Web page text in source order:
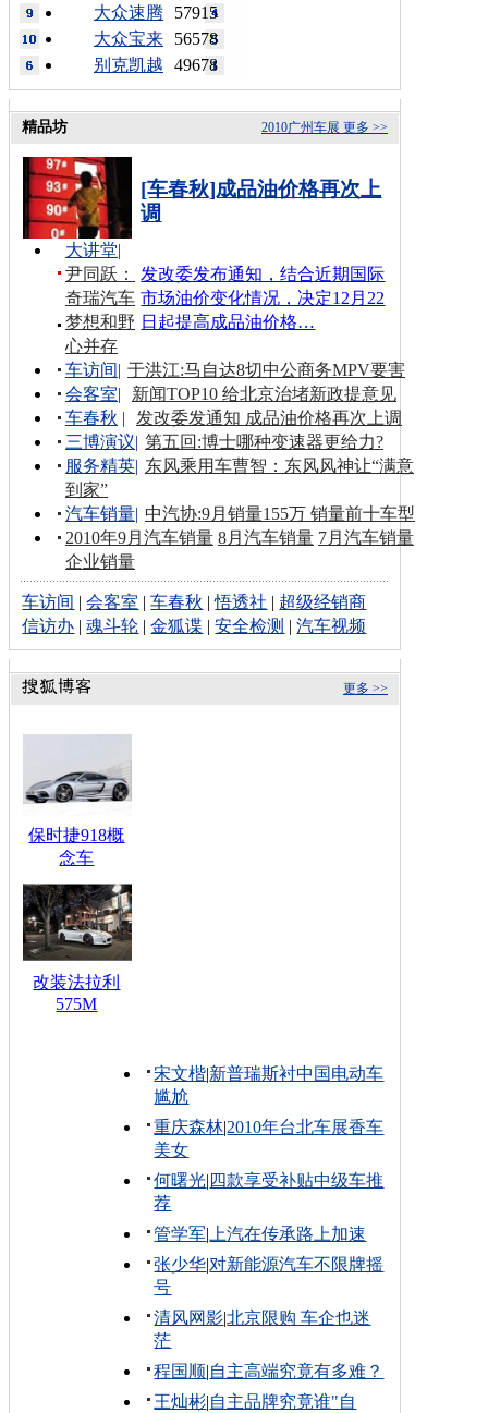
57915
大众速腾
56578
大众宝来
49678
别克凯越
更多 >>
2010广州车展
精品坊
[车春秋]成品油价格再次上
调
发改委发布通知，结合近期国际
市场油价变化情况，决定12月22
日起提高成品油价格…
大讲堂|
尹同跃：
奇瑞汽车
梦想和野
心并存
车访间| 于洪江:马自达8切中公商务MPV要害
会客室|
新闻TOP10 给北京治堵新政提意见
车春秋 |
发改委发通知 成品油价格再次上调
三博演议| 第五回:博士哪种变速器更给力?
服务精英| 东风乘用车曹智：东风风神让“满意
到家”
汽车销量| 中汽协:9月销量155万 销量前十车型
2010年9月汽车销量 8月汽车销量 7月汽车销量
企业销量
车访间 |会客室 |车春秋 |悟透社 | 超级经销商
信访办 |魂斗轮 |金狐谍 |安全检测 |汽车视频
更多 >>
保时捷918概
念车
改装法拉利
575M
宋文楷|新普瑞斯衬中国电动车
尴尬
重庆森林|2010年台北车展香车
美女
何曙光| 四款享受补贴中级车推
荐
管学军| 上汽在传承路上加速
张少华|对新能源汽车不限牌摇
号
清风网影|北京限购 车企也迷
茫
程国顺|自主高端究竟有多难？
王灿彬|自主品牌究竟谁"自